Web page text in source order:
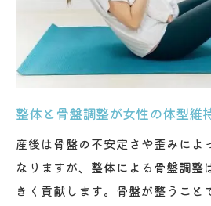
整体と骨盤調整が女性の体型維
産後は骨盤の不安定さや歪みによ
なりますが、整体による骨盤調整
きく貢献します。骨盤が整うこと